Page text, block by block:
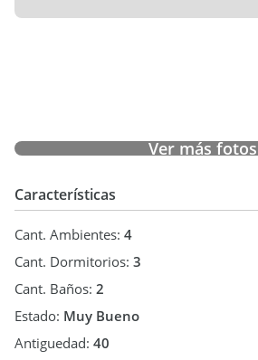
Ver más fotos
Características
Cant. Ambientes: 4
Cant. Dormitorios: 3
Cant. Baños: 2
Estado: Muy Bueno
Antiguedad: 40